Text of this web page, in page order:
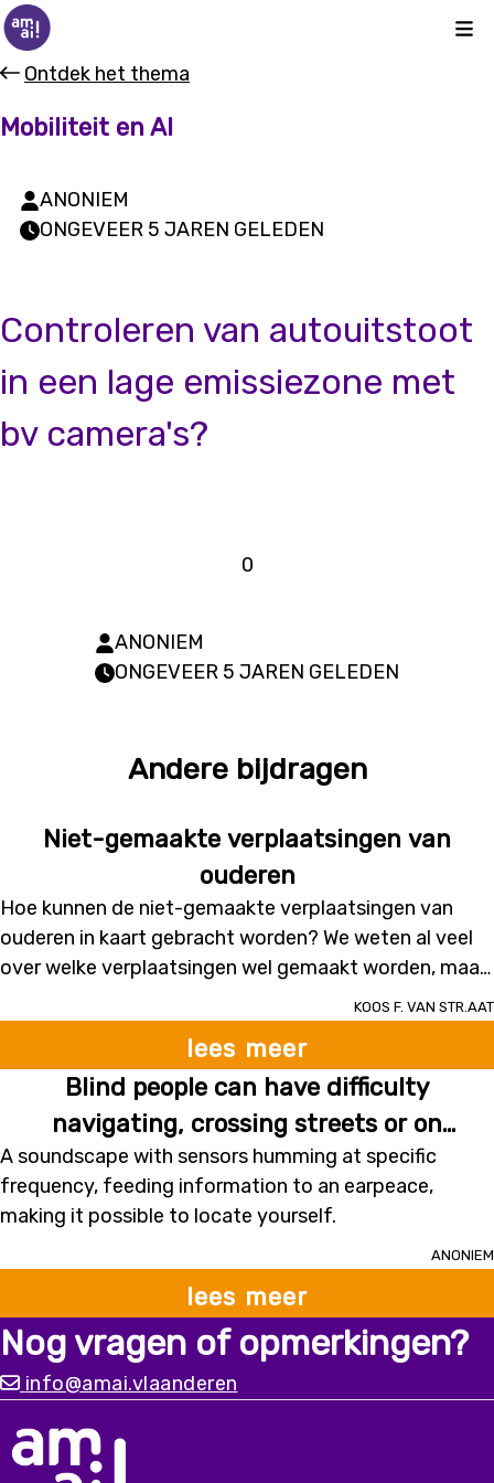
Ontdek het thema
Mobiliteit en AI
ANONIEM
ONGEVEER 5 JAREN GELEDEN
Controleren van autouitstoot
in een lage emissiezone met
bv camera's?
0
ANONIEM
ONGEVEER 5 JAREN GELEDEN
Andere bijdragen
Niet-gemaakte verplaatsingen van
ouderen
Hoe kunnen de niet-gemaakte verplaatsingen van
ouderen in kaart gebracht worden? We weten al veel
over welke verplaatsingen wel gemaakt worden, maar
niet waarom bepaalde verplaatsingen niet gemaakt
worden
Koos F. van STR.AAT
lees meer
Blind people can have difficulty
navigating, crossing streets or on
cobblestone roads.
A soundscape with sensors humming at specific
frequency, feeding information to an earpeace,
making it possible to locate yourself.
Anoniem
lees meer
Nog vragen of opmerkingen?
info@amai.vlaanderen